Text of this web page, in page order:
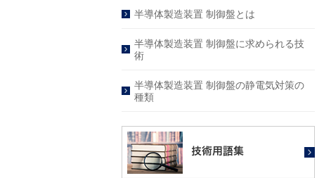
半導体製造装置 制御盤とは
半導体製造装置 制御盤に求められる技
術
半導体製造装置 制御盤の静電気対策の
種類